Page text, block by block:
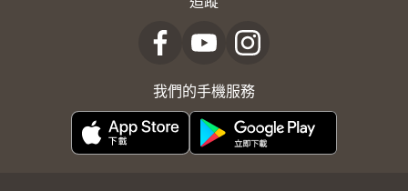
我們的手機服務